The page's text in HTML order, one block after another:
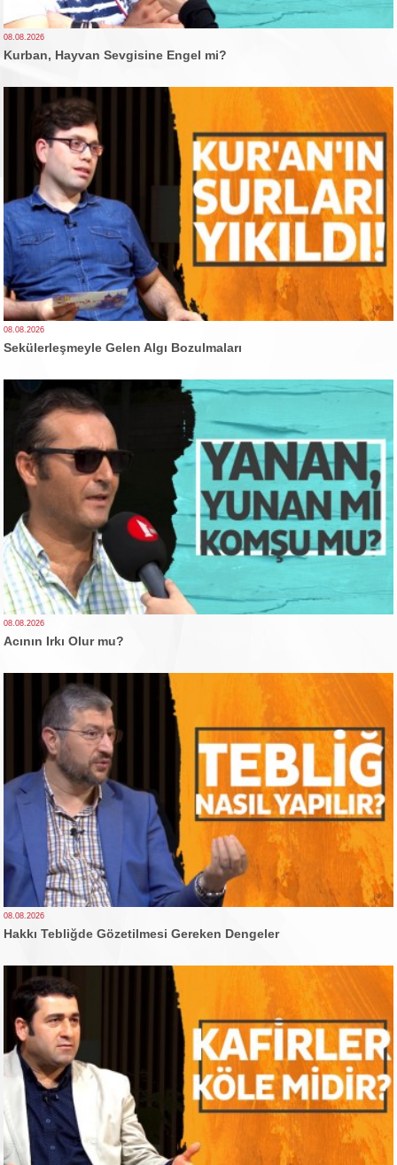
08.08.2026
Kurban, Hayvan Sevgisine Engel mi?
08.08.2026
Sekülerleşmeyle Gelen Algı Bozulmaları
08.08.2026
Acının Irkı Olur mu?
08.08.2026
Hakkı Tebliğde Gözetilmesi Gereken Dengeler